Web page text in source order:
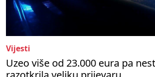
Vijesti
Uzeo više od 23.000 eura pa